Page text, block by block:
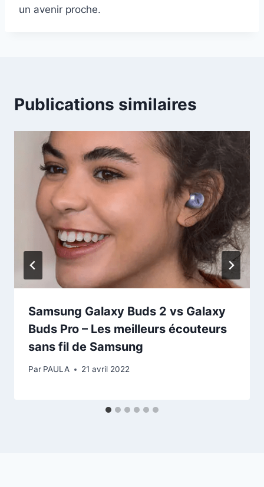
un avenir proche.
Publications similaires
Samsung Galaxy Buds 2 vs Galaxy
Buds Pro – Les meilleurs écouteurs
sans fil de Samsung
Par PAULA 21 avril 2022